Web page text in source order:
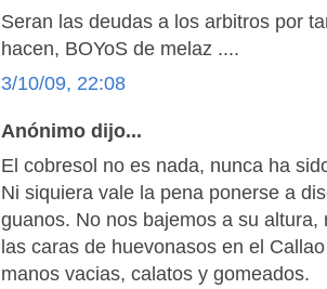
Seran las deudas a los arbitros por
hacen, BOYoS de melaz ....
3/10/09, 22:08
Anónimo dijo...
El cobresol no es nada, nunca ha
Ni siquiera vale la pena ponerse a
guanos. No nos bajemos a su altura,
las caras de huevonasos en el
manos vacias, calatos y gomeados.